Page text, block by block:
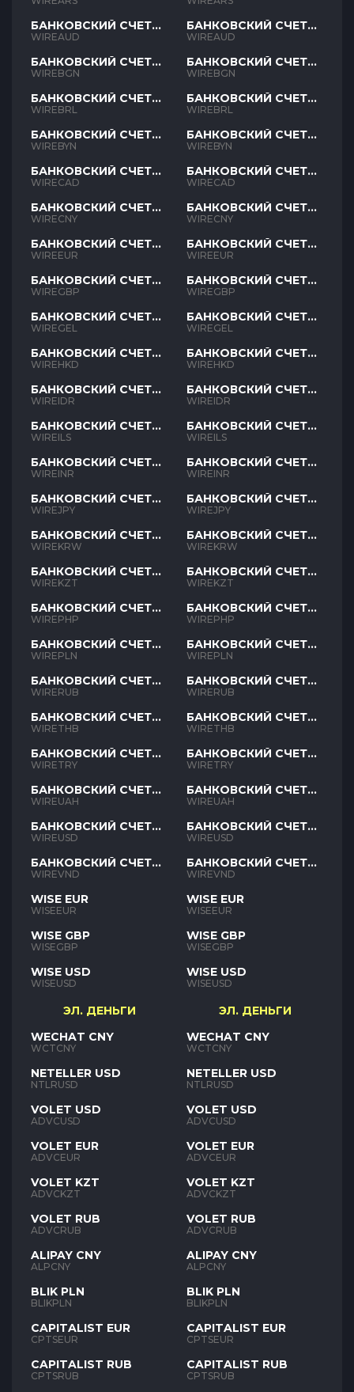
БАНКОВСКИЙ СЧЕТ
AUD
WIREAUD
БАНКОВСКИЙ СЧЕТ
BGN
WIREBGN
БАНКОВСКИЙ СЧЕТ
BRL
WIREBRL
БАНКОВСКИЙ СЧЕТ
BYN
WIREBYN
БАНКОВСКИЙ СЧЕТ
CAD
WIRECAD
БАНКОВСКИЙ СЧЕТ
CNY
WIRECNY
БАНКОВСКИЙ СЧЕТ
EUR
WIREEUR
БАНКОВСКИЙ СЧЕТ
GBP
WIREGBP
БАНКОВСКИЙ СЧЕТ
GEL
WIREGEL
БАНКОВСКИЙ СЧЕТ
HKD
WIREHKD
БАНКОВСКИЙ СЧЕТ
IDR
WIREIDR
БАНКОВСКИЙ СЧЕТ
ILS
WIREILS
БАНКОВСКИЙ СЧЕТ
INR
WIREINR
БАНКОВСКИЙ СЧЕТ
JPY
WIREJPY
БАНКОВСКИЙ СЧЕТ
KRW
WIREKRW
БАНКОВСКИЙ СЧЕТ
KZT
WIREKZT
БАНКОВСКИЙ СЧЕТ
PHP
WIREPHP
БАНКОВСКИЙ СЧЕТ
PLN
WIREPLN
БАНКОВСКИЙ СЧЕТ
RUB
WIRERUB
БАНКОВСКИЙ СЧЕТ
THB
WIRETHB
БАНКОВСКИЙ СЧЕТ
TRY
WIRETRY
БАНКОВСКИЙ СЧЕТ
UAH
WIREUAH
БАНКОВСКИЙ СЧЕТ
USD
WIREUSD
БАНКОВСКИЙ СЧЕТ
VND
WIREVND
WISE EUR
WISEEUR
WISE GBP
WISEGBP
WISE USD
WISEUSD
ЭЛ. ДЕНЬГИ
WECHAT CNY
WCTCNY
NETELLER USD
NTLRUSD
VOLET USD
ADVCUSD
VOLET EUR
ADVCEUR
VOLET KZT
ADVCKZT
VOLET RUB
ADVCRUB
ALIPAY CNY
ALPCNY
BLIK PLN
BLIKPLN
CAPITALIST EUR
CPTSEUR
CAPITALIST RUB
CPTSRUB
БАНКОВСКИЙ СЧЕТ
AUD
WIREAUD
БАНКОВСКИЙ СЧЕТ
BGN
WIREBGN
БАНКОВСКИЙ СЧЕТ
BRL
WIREBRL
БАНКОВСКИЙ СЧЕТ
BYN
WIREBYN
БАНКОВСКИЙ СЧЕТ
CAD
WIRECAD
БАНКОВСКИЙ СЧЕТ
CNY
WIRECNY
БАНКОВСКИЙ СЧЕТ
EUR
WIREEUR
БАНКОВСКИЙ СЧЕТ
GBP
WIREGBP
БАНКОВСКИЙ СЧЕТ
GEL
WIREGEL
БАНКОВСКИЙ СЧЕТ
HKD
WIREHKD
БАНКОВСКИЙ СЧЕТ
IDR
WIREIDR
БАНКОВСКИЙ СЧЕТ
ILS
WIREILS
БАНКОВСКИЙ СЧЕТ
INR
WIREINR
БАНКОВСКИЙ СЧЕТ
JPY
WIREJPY
БАНКОВСКИЙ СЧЕТ
KRW
WIREKRW
БАНКОВСКИЙ СЧЕТ
KZT
WIREKZT
БАНКОВСКИЙ СЧЕТ
PHP
WIREPHP
БАНКОВСКИЙ СЧЕТ
PLN
WIREPLN
БАНКОВСКИЙ СЧЕТ
RUB
WIRERUB
БАНКОВСКИЙ СЧЕТ
THB
WIRETHB
БАНКОВСКИЙ СЧЕТ
TRY
WIRETRY
БАНКОВСКИЙ СЧЕТ
UAH
WIREUAH
БАНКОВСКИЙ СЧЕТ
USD
WIREUSD
БАНКОВСКИЙ СЧЕТ
VND
WIREVND
WISE EUR
WISEEUR
WISE GBP
WISEGBP
WISE USD
WISEUSD
ЭЛ. ДЕНЬГИ
WECHAT CNY
WCTCNY
NETELLER USD
NTLRUSD
VOLET USD
ADVCUSD
VOLET EUR
ADVCEUR
VOLET KZT
ADVCKZT
VOLET RUB
ADVCRUB
ALIPAY CNY
ALPCNY
BLIK PLN
BLIKPLN
CAPITALIST EUR
CPTSEUR
CAPITALIST RUB
CPTSRUB